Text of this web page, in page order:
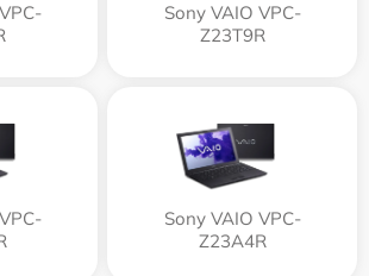
Sony VAIO VPC-
Z23T9R
Sony VAIO VPC-
Z23A4R